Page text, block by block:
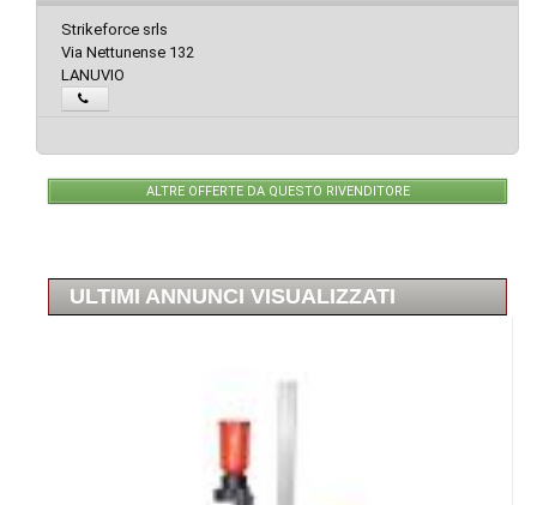
Strikeforce srls
Via Nettunense 132
LANUVIO
ALTRE OFFERTE DA QUESTO RIVENDITORE
ULTIMI ANNUNCI VISUALIZZATI